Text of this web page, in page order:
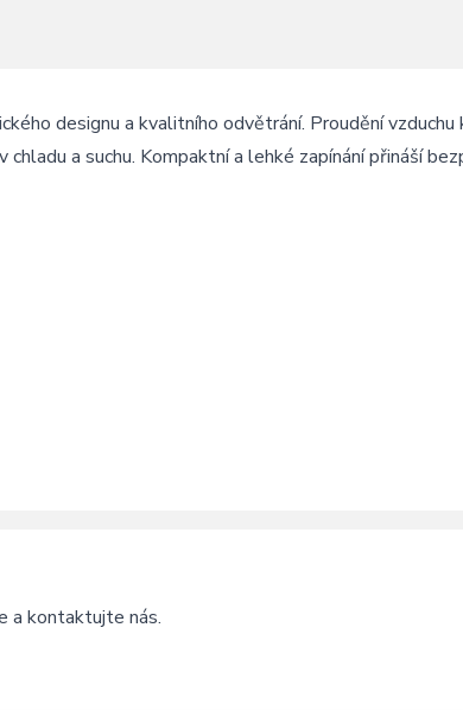
designu a kvalitního odvětrání. Proudění
a suchu. Kompaktní a lehké zapínání přináší
a kontaktujte nás.